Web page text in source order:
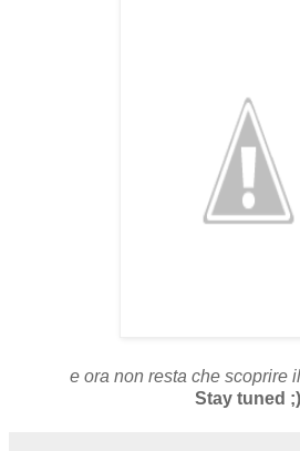
e ora non resta che scoprire
Stay tuned ;)